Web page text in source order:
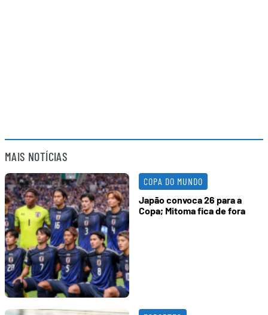
MAIS NOTÍCIAS
COPA DO MUNDO
Japão convoca 26 para a
Copa; Mitoma fica de fora